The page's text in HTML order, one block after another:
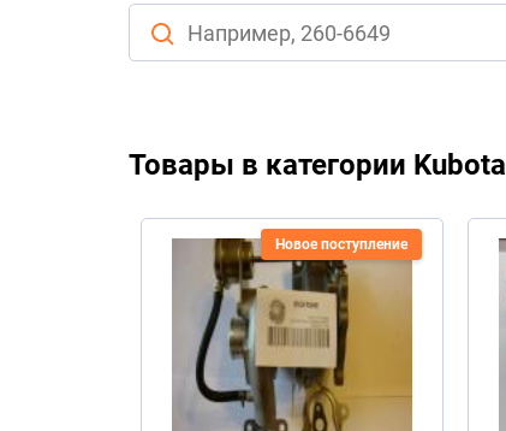
Товары в категории Kubota
Новое поступление